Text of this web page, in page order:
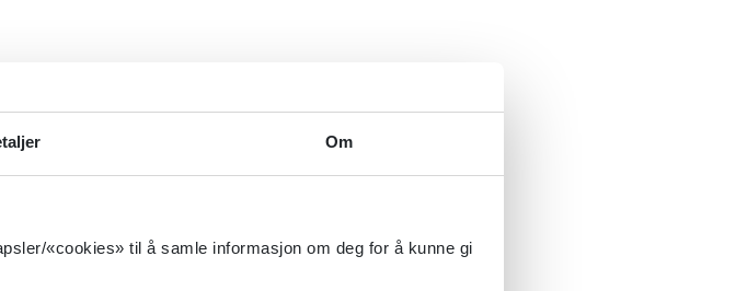
Om
«cookies» til å samle informasjon om deg for å kunne gi